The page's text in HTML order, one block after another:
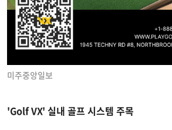
미주중앙일보
'Golf VX' 실내 골프 시스템 주목